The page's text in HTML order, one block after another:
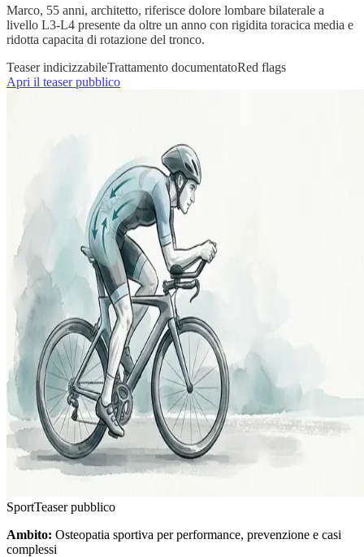
Marco, 55 anni, architetto, riferisce dolore lombare bilaterale a
livello L3-L4 presente da oltre un anno con rigidita toracica media e
ridotta capacita di rotazione del tronco.
Teaser indicizzabileTrattamento documentatoRed flags
Apri il teaser pubblico
SportTeaser pubblico
Ambito: Osteopatia sportiva per performance, prevenzione e casi
complessi